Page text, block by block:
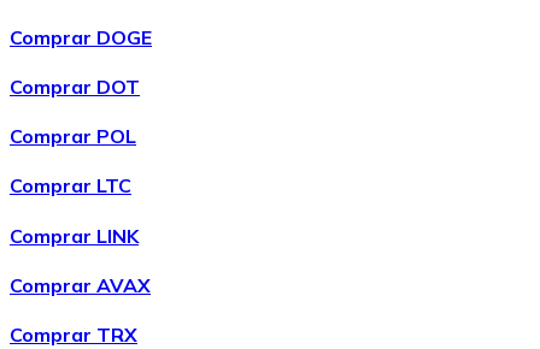
Comprar DOGE
Comprar DOT
Comprar POL
Comprar LTC
Comprar LINK
Comprar AVAX
Comprar TRX